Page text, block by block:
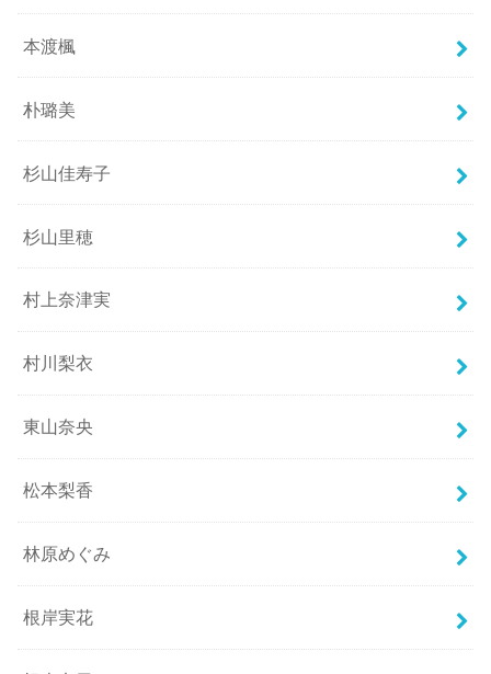
本渡楓
朴璐美
杉山佳寿子
杉山里穂
村上奈津実
村川梨衣
東山奈央
松本梨香
林原めぐみ
根岸実花